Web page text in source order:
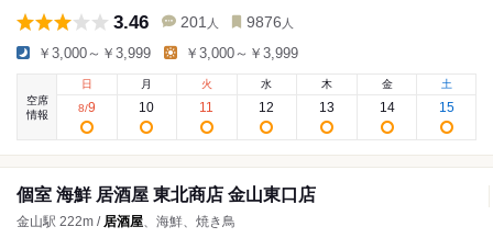
3.46 201 人 9876 人
￥3,000～￥3,999 ￥3,000～￥3,999
空席
情報
日
8/9
月
10
火
11
水
12
木
13
金
14
土
15
個室 海鮮 居酒屋 東北商店 金山東口店
金山駅 222m / 居酒屋、海鮮、焼き鳥